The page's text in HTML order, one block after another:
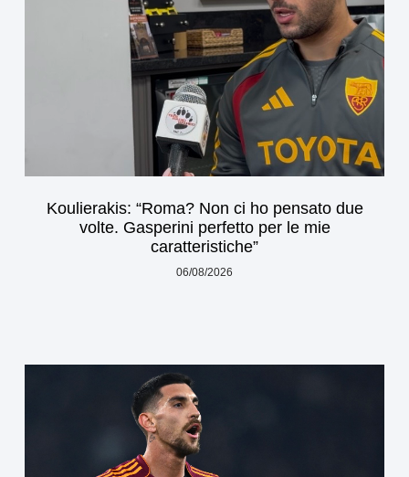
Koulierakis: “Roma? Non ci ho pensato due
volte. Gasperini perfetto per le mie
caratteristiche”
06/08/2026